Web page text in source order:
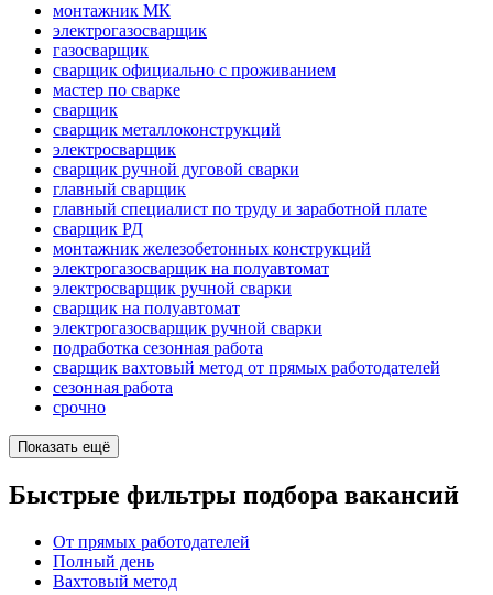
монтажник МК
электрогазосварщик
газосварщик
сварщик официально с проживанием
мастер по сварке
сварщик
сварщик металлоконструкций
электросварщик
сварщик ручной дуговой сварки
главный сварщик
главный специалист по труду и заработной плате
сварщик РД
монтажник железобетонных конструкций
электрогазосварщик на полуавтомат
электросварщик ручной сварки
сварщик на полуавтомат
электрогазосварщик ручной сварки
подработка сезонная работа
сварщик вахтовый метод от прямых работодателей
сезонная работа
срочно
Показать ещё
Быстрые фильтры подбора вакансий
От прямых работодателей
Полный день
Вахтовый метод